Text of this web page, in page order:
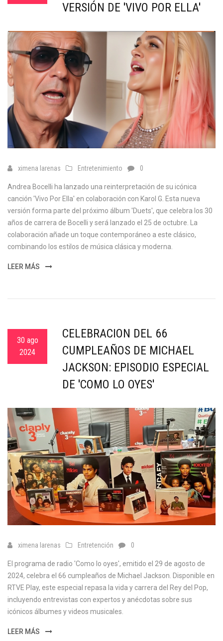
VERSIÓN DE 'VIVO POR ELLA'
ximena larenas Entretenimiento 0
Andrea Bocelli ha lanzado una reinterpretación de su icónica
canción 'Vivo Por Ella' en colaboración con Karol G. Esta nueva
versión forma parte del próximo álbum 'Duets', que celebra los 30
años de carrera de Bocelli y será lanzado el 25 de octubre. La
colaboración añade un toque contemporáneo a este clásico,
combinando los estilos de música clásica y moderna.
LEER MÁS
30 ago
2024
CELEBRACIÓN DEL 66
CUMPLEAÑOS DE MICHAEL
JACKSON: EPISODIO ESPECIAL
DE 'COMO LO OYES'
ximena larenas Entretención 0
El programa de radio 'Como lo oyes', emitido el 29 de agosto de
2024, celebra el 66 cumpleaños de Michael Jackson. Disponible en
RTVE Play, este especial repasa la vida y carrera del Rey del Pop,
incluyendo entrevistas con expertos y anécdotas sobre sus
icónicos álbumes y videos musicales.
LEER MÁS